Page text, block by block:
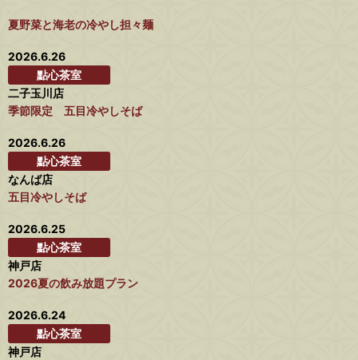
夏野菜と海老の冷やし担々麺
2026.6.26
點心茶室
二子玉川店
季節限定 五目冷やしそば
2026.6.26
點心茶室
なんば店
五目冷やしそば
2026.6.25
點心茶室
神戸店
2026夏の飲み放題プラン
2026.6.24
點心茶室
神戸店